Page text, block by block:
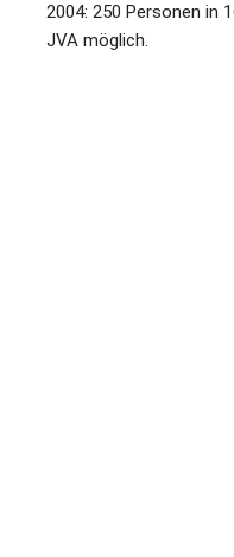
2004: 250 Personen in
JVA möglich.